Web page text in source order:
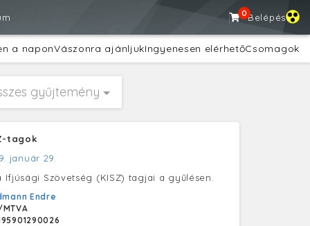
0Belépés
a naponVászonra ajánljukIngyenesen elérhetőCsomagok
gyűjtemény
tagok
január 29.
Ifjúsági Szövetség (KISZ) tagjai a gyűlésen.
Endre